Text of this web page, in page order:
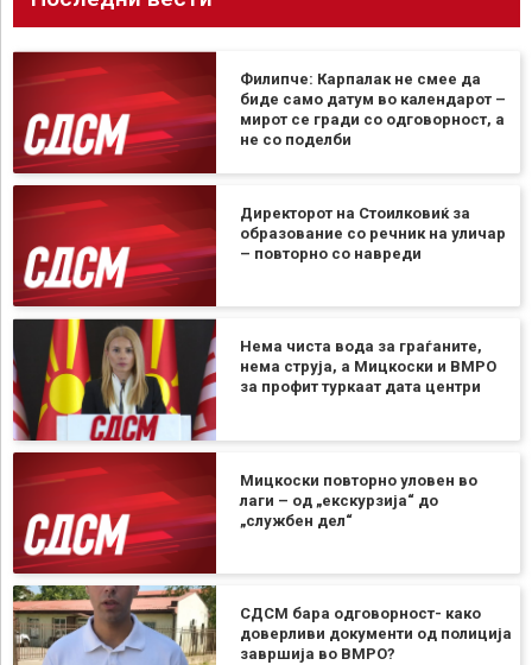
Филипче: Карпалак не смее да
биде само датум во календарот –
мирот се гради со одговорност, а
не со поделби
Директорот на Стоилковиќ за
образование со речник на уличар
– повторно со навреди
Нема чиста вода за граѓаните,
нема струја, а Мицкоски и ВМРО
за профит туркаат дата центри
Мицкоски повторно уловен во
лаги – од „екскурзија“ до
„службен дел“
СДСМ бара одговорност- како
доверливи документи од полиција
завршија во ВМРО?